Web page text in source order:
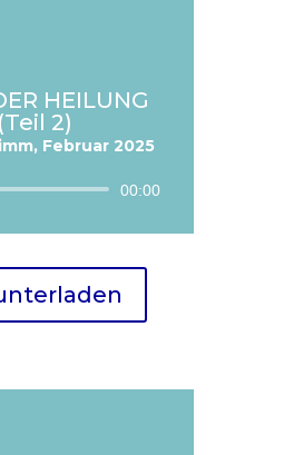
HEILUNG
(Teil 2)
Februar 2025
Audio
00:00